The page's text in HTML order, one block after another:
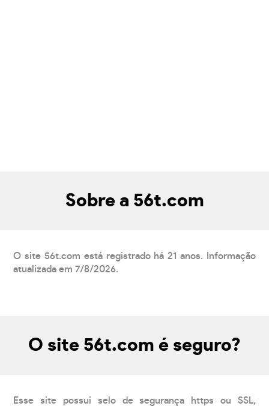
Sobre a 56t.com
O site 56t.com está registrado há 21 anos. Informação
atualizada em 7/8/2026.
O site 56t.com é seguro?
Esse site possui selo de segurança https ou SSL,